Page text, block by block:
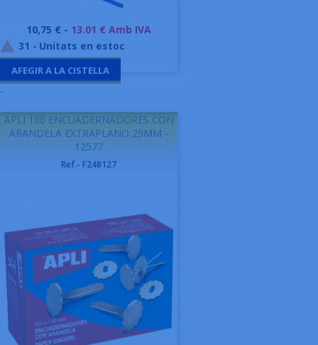
Preu
10,75 € - 13.01 € Amb IVA
 31 - Unitats en estoc
AFEGIR A LA CISTELLA
-
APLI 100 ENCUADERNADORES CON
ARANDELA EXTRAPLANO 25MM -
12577
Ref.- F248127